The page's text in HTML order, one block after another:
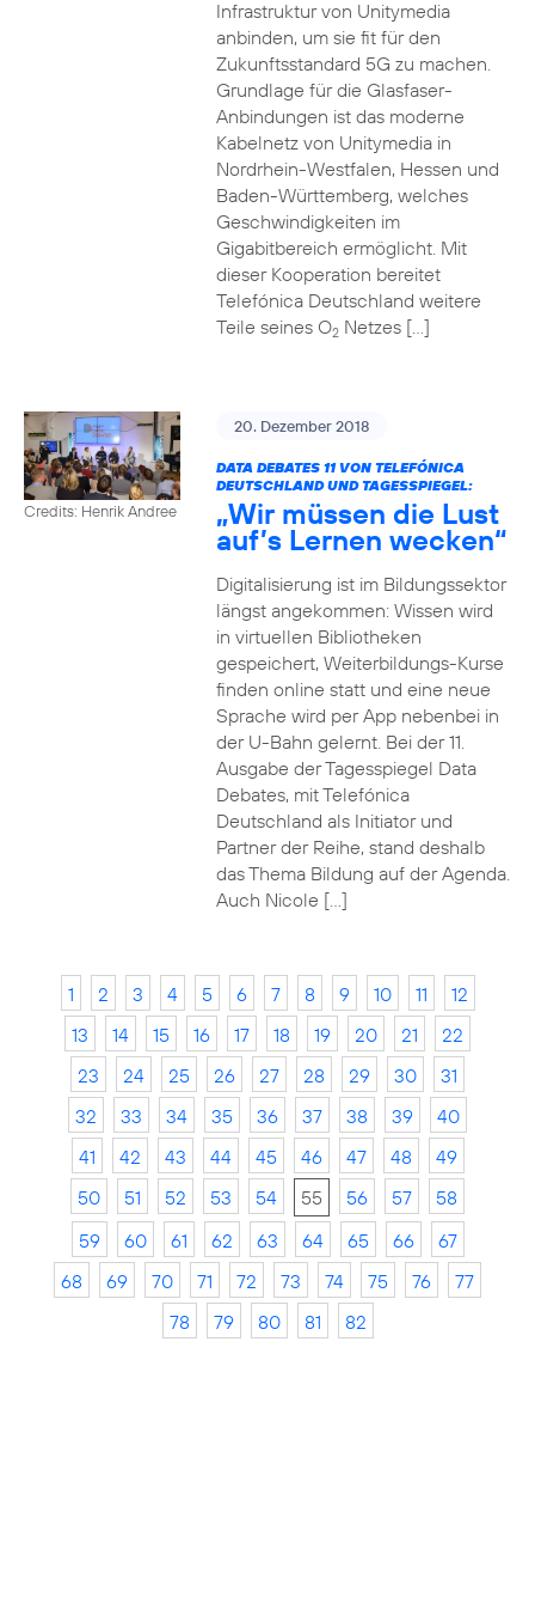
Infrastruktur von Unitymedia
anbinden, um sie fit für den
Zukunftsstandard 5G zu machen.
Grundlage für die Glasfaser-
Anbindungen ist das moderne
Kabelnetz von Unitymedia in
Nordrhein-Westfalen, Hessen und
Baden-Württemberg, welches
Geschwindigkeiten im
Gigabitbereich ermöglicht. Mit
dieser Kooperation bereitet
Telefónica Deutschland weitere
Teile seines O2Netzes […]
Credits: Henrik Andree
20. Dezember 2018
DATA DEBATES 11 VON TELEFÓNICA
DEUTSCHLAND UND TAGESSPIEGEL:
„Wir müssen die Lust
auf’s Lernen wecken“
Digitalisierung ist im Bildungssektor
längst angekommen: Wissen wird
in virtuellen Bibliotheken
gespeichert, Weiterbildungs-Kurse
finden online statt und eine neue
Sprache wird per App nebenbei in
der U-Bahn gelernt. Bei der 11.
Ausgabe der Tagesspiegel Data
Debates, mit Telefónica
Deutschland als Initiator und
Partner der Reihe, stand deshalb
das Thema Bildung auf der Agenda.
Auch Nicole […]
1 2 3 4 5 6 7 8 9 10 11
12
13
14 15 16 17 18 19 20 21
22
23
24 25 26 27 28 29 30
31
32
33 34 35 36 37 38 39
40
41
42 43 44 45 46 47 48
49
50
51 52 53 54 55 56 57
58
59
60 61 62 63 64 65 66
67
68
69 70 71 72 73 74 75 76
77
78
79 80 81 82